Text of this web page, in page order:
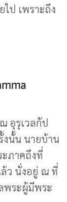
ป เพราะถึง
อุรุเวลกัป
งนั้น นายบ้าน
ภาคถึงที่
ว นั่งอยู่ ณ ที่
พระผู้มีพระ